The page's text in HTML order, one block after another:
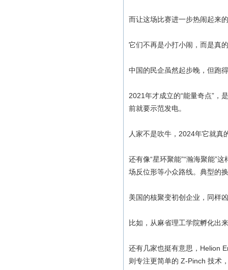
而让这场比赛进一步热闹起来
它们不再是小打小闹，而是真
中国的民企虽然起步晚，但跑
2021年才成立的“能量奇点”，
前就要示范发电。
人家不是吹牛，2024年它就真
还有像“星环聚能”“瀚海聚能”
场反位形等小众路线。典型的
美国的核聚变初创企业，同样
比如，从麻省理工学院孵化出
还有几家也挺有意思，Helion
则专注更简单的 Z-Pinch 技术